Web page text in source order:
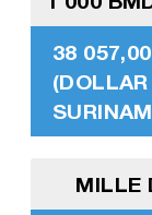
38
MILLE